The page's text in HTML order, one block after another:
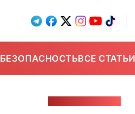
БЕЗОПАСНОСТЬВСЕ СТАТЬИ